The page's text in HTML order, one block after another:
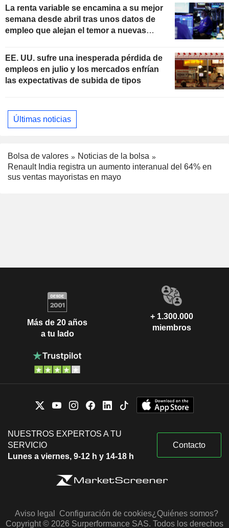
La renta variable se encamina a su mejor
semana desde abril tras unos datos de
empleo que alejan el temor a nuevas
EE. UU. sufre una inesperada pérdida de
empleos en julio y los mercados enfrían
las expectativas de subida de tipos
Últimas noticias
Bolsa de valores
Noticias de la bolsa
Renault India registra un aumento interanual del 64% en
sus ventas mayoristas en mayo
Más de 20 años
a tu lado
+ 1.300.000
miembros
NUESTROS EXPERTOS A TU
SERVICIO
Lunes a viernes, 9-12 h y 14-18 h
Contacto
Aviso legal Configuración de cookies¿Quiénes somos?
Copyright © 2026 Surperformance SAS. Todos los derechos